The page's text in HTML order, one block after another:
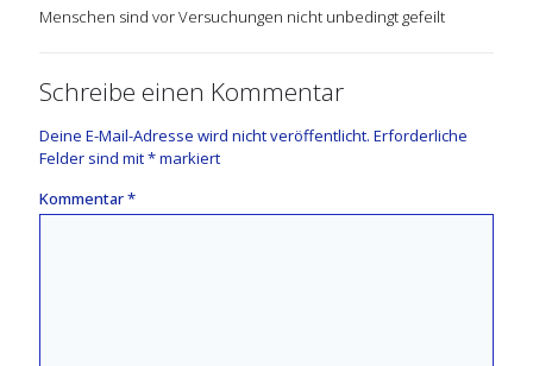
Menschen sind vor Versuchungen nicht unbedingt gefeilt
Schreibe einen Kommentar
Deine E-Mail-Adresse wird nicht veröffentlicht. Erforderliche
Felder sind mit*markiert
Kommentar*